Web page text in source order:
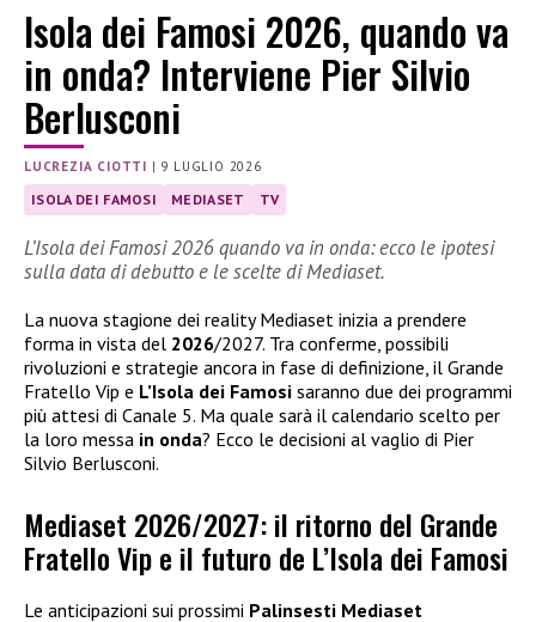
Isola dei Famosi 2026, quando va
in onda? Interviene Pier Silvio
Berlusconi
LUCREZIA CIOTTI | 9 LUGLIO 2026
ISOLA DEI FAMOSI MEDIASET TV
L’Isola dei Famosi 2026 quando va in onda: ecco le ipotesi
sulla data di debutto e le scelte di Mediaset.
La nuova stagione dei reality Mediaset inizia a prendere
forma in vista del 2026/2027. Tra conferme, possibili
rivoluzioni e strategie ancora in fase di definizione, il Grande
Fratello Vip e L’Isola dei Famosi saranno due dei programmi
più attesi di Canale 5. Ma quale sarà il calendario scelto per
la loro messa in onda? Ecco le decisioni al vaglio di Pier
Silvio Berlusconi.
Mediaset 2026/2027: il ritorno del Grande
Fratello Vip e il futuro de L’Isola dei Famosi
Le anticipazioni sui prossimi Palinsesti Mediaset